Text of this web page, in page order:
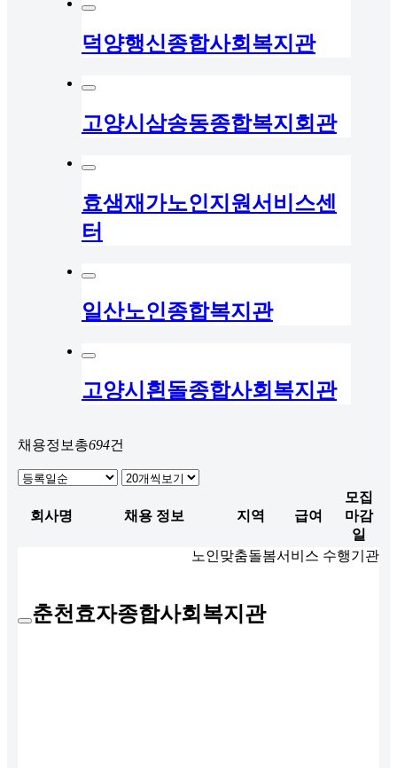
덕양행신종합사회복지관
고양시삼송동종합복지회관
효샘재가노인지원서비스센
터
일산노인종합복지관
고양시흰돌종합사회복지관
채용정보 총694건
회사명 채용 정보 지역 급여
모집
마감
일
노인맞춤돌봄서비스 수행기관
춘천효자종합사회복지관